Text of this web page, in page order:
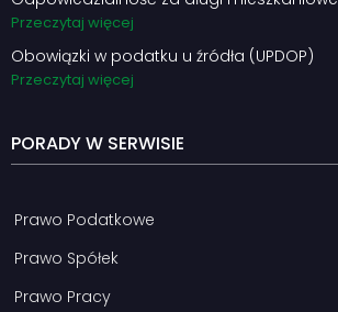
Przeczytaj więcej
Obowiązki w podatku u źródła (UPDOP)
Przeczytaj więcej
PORADY W SERWISIE
Prawo Podatkowe
Prawo Spółek
Prawo Pracy